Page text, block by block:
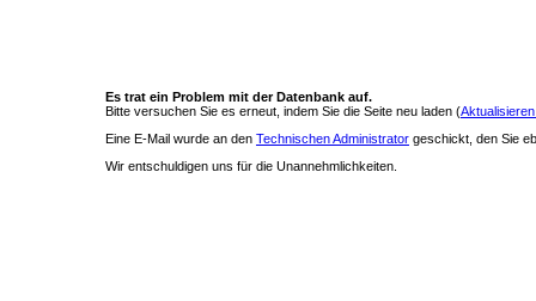
Es trat ein Problem mit der Datenbank auf.
Bitte versuchen Sie es erneut, indem Sie die Seite neu laden (
Eine E-Mail wurde an den Technischen Administrator geschickt, den Sie
Wir entschuldigen uns für die Unannehmlichkeiten.